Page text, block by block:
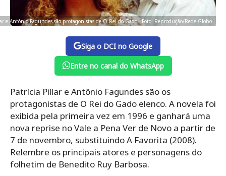
e Antônio Fagundes são protagonistas de O Rei do Gado - Foto: Reprodução/Rede Globo
Siga o DCI no Google
Entre no canal do WhatsApp
Patrícia Pillar e Antônio Fagundes são os
protagonistas de O Rei do Gado elenco. A novela foi
exibida pela primeira vez em 1996 e ganhará uma
nova reprise no Vale a Pena Ver de Novo a partir de
7 de novembro, substituindo A Favorita (2008).
Relembre os principais atores e personagens do
folhetim de Benedito Ruy Barbosa.